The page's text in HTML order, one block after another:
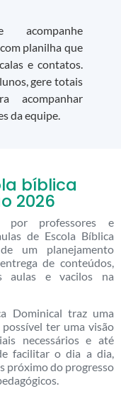
acompanhe
planilha que
e contatos.
gere totais
acompanhar
da equipe.
bíblica
2026
por professores e
de Escola Bíblica
um planejamento
de conteúdos,
aulas e vacilos na
Dominical traz uma
ter uma visão
necessários e até
facilitar o dia a dia,
próximo do progresso